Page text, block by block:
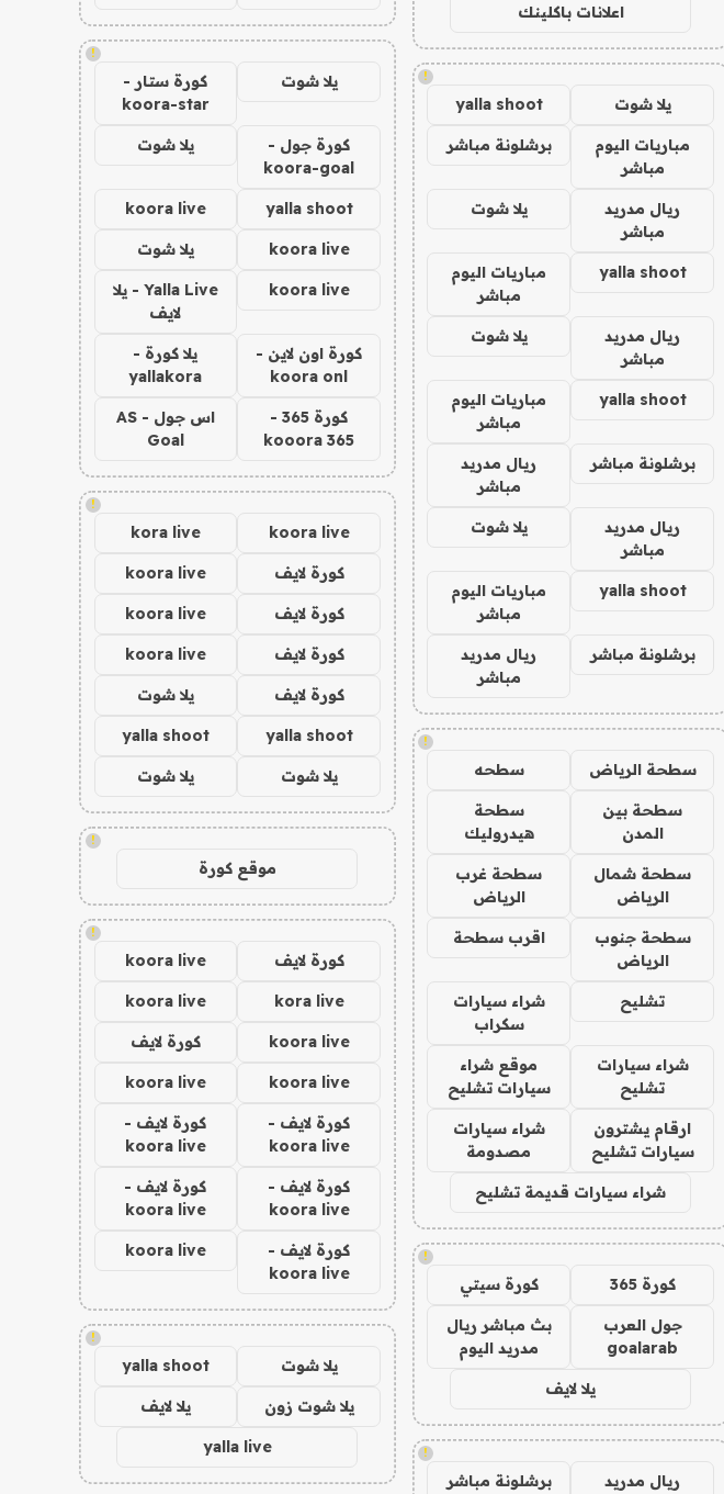
اعلانات باكلينك
!
يلا شوت yalla shoot
مباريات اليوم
مباشر
برشلونة مباشر
ريال مدريد
مباشر
يلا شوت
yalla shoot
مباريات اليوم
مباشر
ريال مدريد
مباشر
يلا شوت
yalla shoot
مباريات اليوم
مباشر
برشلونة مباشر
ريال مدريد
مباشر
ريال مدريد
مباشر
يلا شوت
yalla shoot
مباريات اليوم
مباشر
برشلونة مباشر
ريال مدريد
مباشر
!
سطحة الرياض سطحه
سطحة بين
المدن
سطحة
هيدروليك
سطحة شمال
الرياض
سطحة غرب
الرياض
سطحة جنوب
الرياض
اقرب سطحة
تشليح
شراء سيارات
سكراب
شراء سيارات
تشليح
موقع شراء
سيارات تشليح
ارقام يشترون
سيارات تشليح
شراء سيارات
مصدومة
شراء سيارات قديمة تشليح
!
كورة 365 كورة سيتي
جول العرب
goalarab
بث مباشر ريال
مدريد اليوم
يلا لايف
!
ريال مدريد
برشلونة مباشر
!
يلا شوت
كورة ستار -
koora-star
كورة جول -
koora-goal
يلا شوت
yalla shoot
koora live
koora live يلا شوت
koora live
Yalla Live - يلا
لايف
كورة اون لاين -
koora onl
يلا كورة -
yallakora
كورة 365 -
kooora 365
اس جول - AS
Goal
!
koora live
kora live
كورة لايف koora live
كورة لايف koora live
كورة لايف koora live
كورة لايف يلا شوت
yalla shoot
yalla shoot
يلا شوت يلا شوت
!
موقع كورة
!
كورة لايف koora live
kora live
koora live
koora live كورة لايف
koora live
koora live
كورة لايف -
koora live
كورة لايف -
koora live
كورة لايف -
koora live
كورة لايف -
koora live
كورة لايف -
koora live
koora live
!
يلا شوت yalla shoot
يلا شوت زون يلا لايف
yalla live